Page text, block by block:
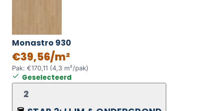
Monastro 930
€39,56/m²
Pak: €170,11 (4,3 m²/pak)
Geselecteerd
2